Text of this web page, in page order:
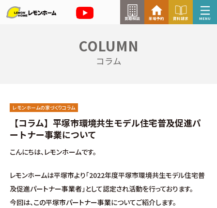
買取相談 来場予約 資料請求 MENU
来場予約はこちら
資料請求はこちら
お知らせ
コラム
COLUMN
コラム
レモンホームの家づくりコラム
【コラム】平塚市環境共生モデル住宅普及促進パ
ートナー事業について
こんにちは、レモンホームです。
レモンホームは平塚市より「2022年度平塚市環境共生モデル住宅普
及促進パートナー事業者」として認定され活動を行っております。
今回は、この平塚市パートナー事業についてご紹介します。